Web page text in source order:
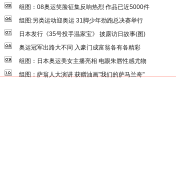
组图：08奥运笑脸征集反响热烈 作品已近5000件
组图:另类运动迎奥运 31脚少年劲跑总决赛举行
日本发行《35号投手温家宝》 披露访日故事(图)
奥运冠军出路大不同 入豪门成富翁各有各精彩
组图：日本奥运美女主播亮相 电眼朱唇性感尤物
组图：萨翁人大演讲 获赠油画"我们的萨马兰奇"